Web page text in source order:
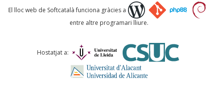
Què proposeu?
Comentari *
El lloc web de Softcatalà funciona gràcies a
entre altre programari lliure.
Hostatjat a: